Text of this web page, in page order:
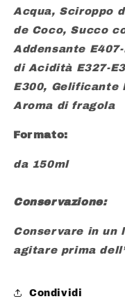
Acqua, Sciroppo
de Coco, Succo
Addensante
di Acidità E327-
E300, Gelificante
Aroma di fragola
Formato:
da 150ml
Conservazione:
Conservare in un
agitare prima
Condividi